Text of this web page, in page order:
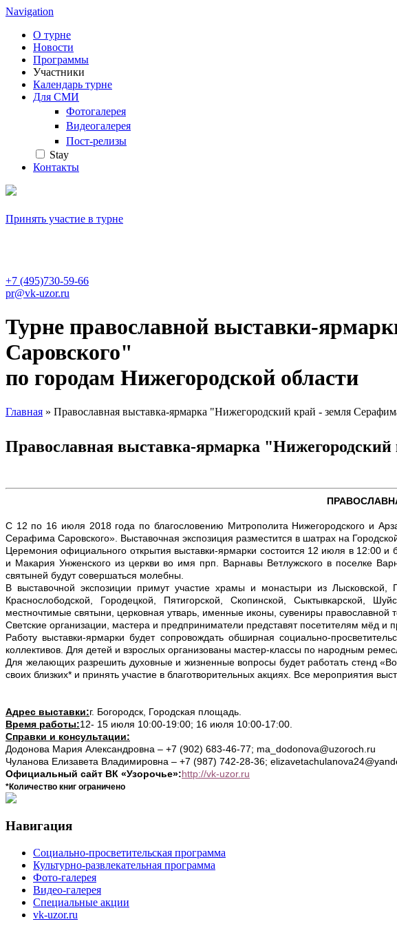
Navigation
О турне
Новости
Программы
Участники
Календарь турне
Для СМИ
Фотогалерея
Видеогалерея
Пост-релизы
Stay
Контакты
Принять участие в турне
+7 (495)730-59-66
pr@vk-uzor.ru
Турне православной выставки-
Саровского"
по городам Нижегородской области
Главная » Православная выставка-ярмарка "Нижегородский край - земля
Православная выставка-ярмарка
С 12 по 16 июля 2018 года по благословению Митрополита Нижегородского и
Серафима Саровского». Выставочная экспозиция разместится в шатрах на
Церемония официального открытия выставки-ярмарки состоится 12 июля в 12:00
и Макария Унженского из церкви во имя прп. Варнавы Ветлужского в поселке
святыней будут совершаться молебны.
В выставочной экспозиции примут участие храмы и монастыри из Лысковской,
Краснослободской, Городецкой, Пятигорской, Скопинской, Сыктывкарской,
местночтимые святыни, церковная утварь, именные иконы, сувениры православной
Светские организации, мастера и предприниматели представят посетителям мёд
Работу выставки-ярмарки будет сопровождать обширная социально-
коллективов. Для детей и взрослых организованы мастер-классы по народным
Для желающих разрешить духовные и жизненные вопросы будет работать стенд
своих близких* и принять участие в благотворительных акциях. Все мероприятия
Адрес выставки:г. Богородск, Городская площадь.
Время работы:12- 15 июля 10:00-19:00; 16 июля 10:00-17:00.
Справки и консультации:
Додонова Мария Александровна – +7 (902) 683-46-77; ma_dodonova@uzoroch.ru
Чуланова Елизавета Владимировна – +7 (987) 742-28-36;
Официальный сайт ВК «Узорочье»:http://vk-uzor.ru
*Количество книг ограничено
Навигация
Социально-просветительская программа
Культурно-развлекательная программа
Фото-галерея
Видео-галерея
Специальные акции
vk-uzor.ru